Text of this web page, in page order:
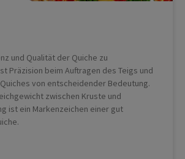
und Qualität der Quiche zu
Präzision beim Auftragen des Teigs und
von entscheidender Bedeutung.
zwischen Kruste und
ist ein Markenzeichen einer gut